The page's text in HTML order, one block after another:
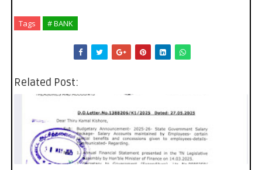
Tags # BANK
Related Post: